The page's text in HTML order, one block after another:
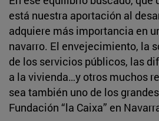
está nuestra aportación al
adquiere más importancia en
navarro. El envejecimiento, la
de los servicios públicos, las
a la vivienda…y otros muchos
sea también uno de los
Fundación “la Caixa” en